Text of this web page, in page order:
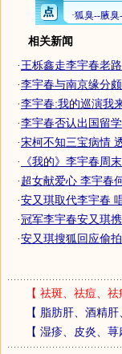
相关新闻
·王栎鑫走李宇春老路
·李宇春与南京缘分
·李宇春:我的巡演我
·李宇春否认出国留
·宋柯不知三宝病情
· 《我的》李宇春周
·超女献爱心 李宇春
·安又琪取代李宇春
·冠军李宇春安又琪
·安又琪搜狐回应偷
【 祛斑、祛痘、
【 脂肪肝、酒精
【 湿疹、皮炎、荨